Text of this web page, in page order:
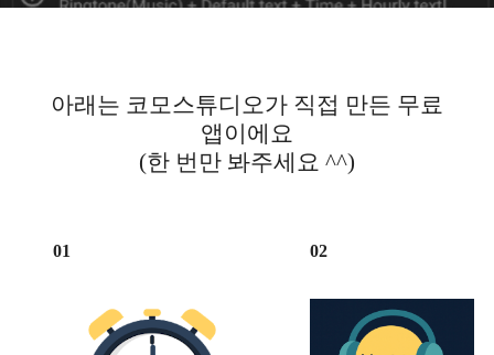
아래는 코모스튜디오가 직접 만든 무료
앱이에요
(한 번만 봐주세요 ^^)
01 02